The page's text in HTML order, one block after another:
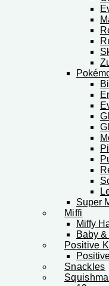
Super
Miffi
Miffy
Baby
Positive
Snackles